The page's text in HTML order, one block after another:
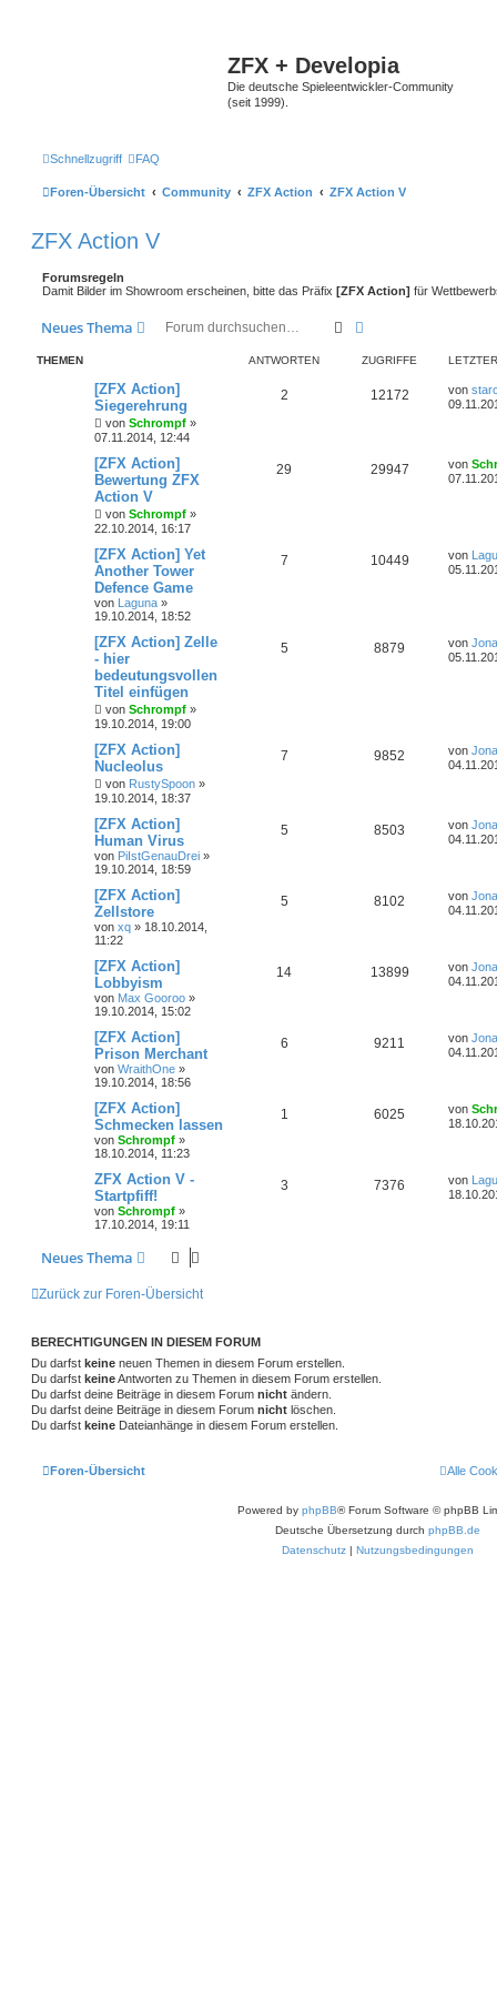
ZFX + Developia
Die deutsche Spieleentwickler-Community
(seit 1999).
Schnellzugriff FAQ
Foren-Übersicht Community ZFX Action ZFX Action V
ZFX Action V
Forumsregeln
Damit Bilder im Showroom erscheinen, bitte das Präfix [ZFX Action] für
Neues Thema Suche
THEMEN ANTWORTEN ZUGRIFFE
[ZFX Action]
Siegerehrung
von Schrompf »
07.11.2014, 12:44
2 12172 von
[ZFX Action]
Bewertung ZFX
Action V
von Schrompf »
22.10.2014, 16:17
29 29947 von
[ZFX Action] Yet
Another Tower
Defence Game
von Laguna »
19.10.2014, 18:52
7 10449 von
[ZFX Action] Zelle
- hier
bedeutungsvollen
Titel einfügen
von Schrompf »
19.10.2014, 19:00
5 8879 von
[ZFX Action]
Nucleolus
von RustySpoon »
19.10.2014, 18:37
7 9852 von
[ZFX Action]
Human Virus
von PiIstGenauDrei »
19.10.2014, 18:59
5 8503 von
[ZFX Action]
Zellstore
von xq » 18.10.2014,
11:22
5 8102 von
[ZFX Action]
Lobbyism
von Max Gooroo »
19.10.2014, 15:02
14 13899 von
[ZFX Action]
Prison Merchant
von WraithOne »
19.10.2014, 18:56
6 9211 von
[ZFX Action]
Schmecken lassen
von Schrompf »
18.10.2014, 11:23
1 6025 von
ZFX Action V -
Startpfiff!
von Schrompf »
17.10.2014, 19:11
3 7376 von
Neues Thema
Zurück zur Foren-Übersicht
BERECHTIGUNGEN IN DIESEM FORUM
Du darfst keine neuen Themen in diesem Forum erstellen.
Du darfst keineAntworten zu Themen in diesem Forum erstellen.
Du darfst deine Beiträge in diesem Forum nicht ändern.
Du darfst deine Beiträge in diesem Forum nicht löschen.
Du darfst keine Dateianhänge in diesem Forum erstellen.
Foren-Übersicht Alle
Powered by phpBB® Forum Software © phpBB
Deutsche Übersetzung durch phpBB.de
Datenschutz | Nutzungsbedingungen